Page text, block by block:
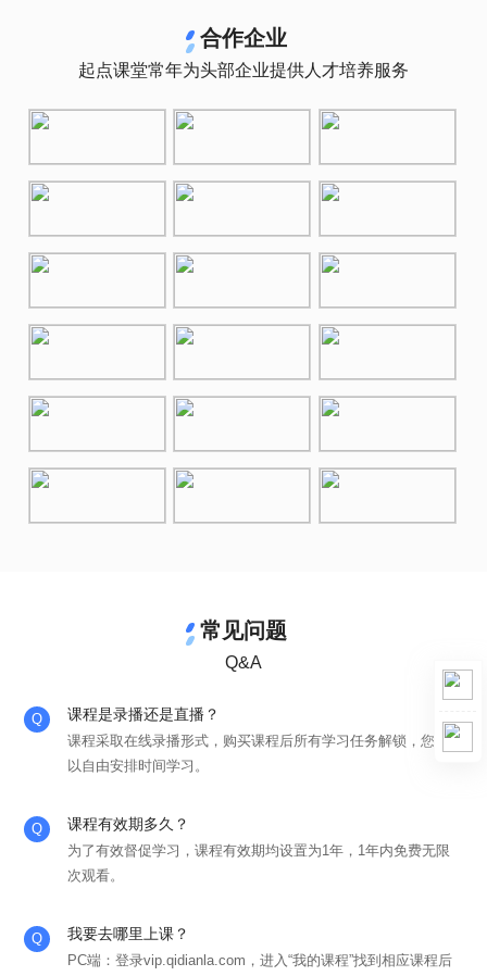
合作企业
起点课堂常年为头部企业提供人才培养服务
常见问题
Q&A
课程是录播还是直播？
课程采取在线录播形式，购买课程后所有学习任务解锁，您可
以自由安排时间学习。
课程有效期多久？
为了有效督促学习，课程有效期均设置为1年，1年内免费无限
次观看。
我要去哪里上课？
PC端：登录vip.qidianla.com，进入“我的课程”找到相应课程后